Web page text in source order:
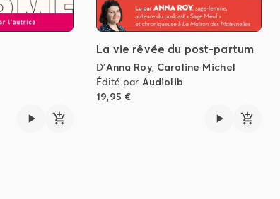
La vie rêvée du post-partum
D'Anna Roy, Caroline Michel
Édité par Audiolib
19,95 €